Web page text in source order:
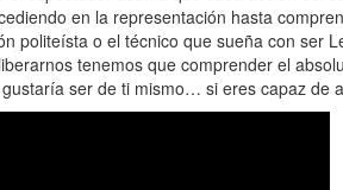
en la representación hasta
politeísta o el técnico que sueña con ser
tenemos que comprender el
ser de ti mismo… si eres capaz de